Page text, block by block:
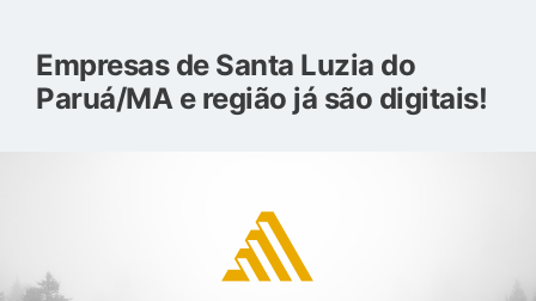
Empresas de Santa Luzia do
Paruá/MA e região já são digitais!